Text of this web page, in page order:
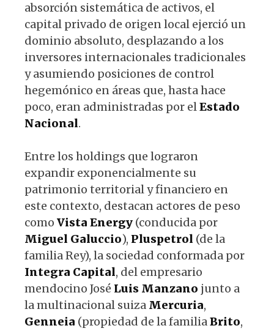
absorción sistemática de activos, el
capital privado de origen local ejerció un
dominio absoluto, desplazando a los
inversores internacionales tradicionales
y asumiendo posiciones de control
hegemónico en áreas que, hasta hace
poco, eran administradas por elEstado
Nacional.
Entre los holdings que lograron
expandir exponencialmente su
patrimonio territorial y financiero en
este contexto, destacan actores de peso
como Vista Energy (conducida por
Miguel Galuccio), Pluspetrol (de la
familia Rey), la sociedad conformada por
Integra Capital, del empresario
mendocino José Luis Manzano junto a
la multinacional suiza Mercuria,
Genneia (propiedad de la familiaBrito,